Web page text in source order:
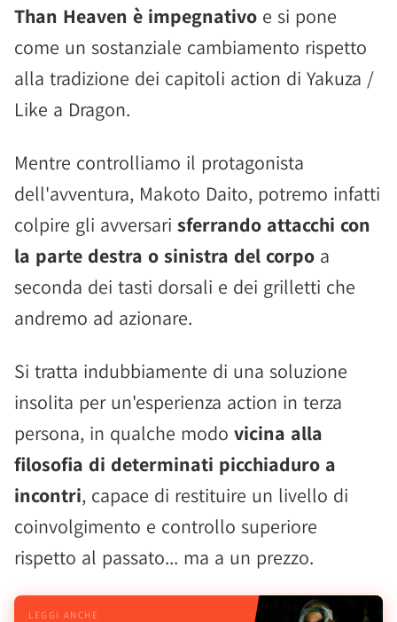
Than Heaven è impegnativo e si pone
come un sostanziale cambiamento rispetto
alla tradizione dei capitoli action di Yakuza /
Like a Dragon.
Mentre controlliamo il protagonista
dell'avventura, Makoto Daito, potremo infatti
colpire gli avversari sferrando attacchi con
la parte destra o sinistra del corpo a
seconda dei tasti dorsali e dei grilletti che
andremo ad azionare.
Si tratta indubbiamente di una soluzione
insolita per un'esperienza action in terza
persona, in qualche modo vicina alla
filosofia di determinati picchiaduro a
incontri, capace di restituire un livello di
coinvolgimento e controllo superiore
rispetto al passato... ma a un prezzo.